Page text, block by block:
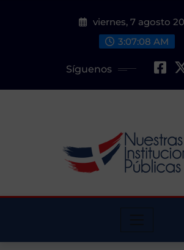
viernes, 7 agosto
3:07:09 AM
Síguenos